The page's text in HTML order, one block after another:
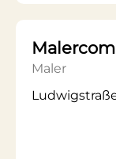
Maler